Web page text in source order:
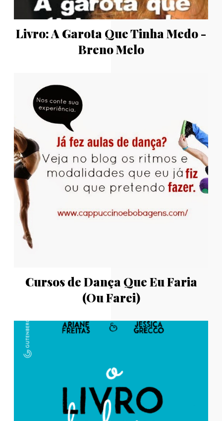
Livro: A Garota Que Tinha Medo -
Breno Melo
Cursos de Dança Que Eu Faria
(Ou Farei)